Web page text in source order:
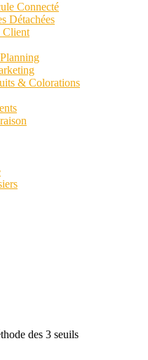
Connecté
Détachées
Client
& Colorations
des 3 seuils